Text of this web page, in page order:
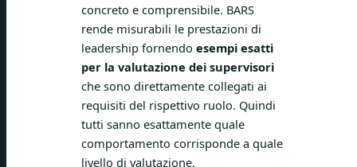
concreto e comprensibile. BARS
rende misurabili le prestazioni di
leadership fornendo esempi esatti
per la valutazione dei supervisori
che sono direttamente collegati ai
requisiti del rispettivo ruolo. Quindi
tutti sanno esattamente quale
comportamento corrisponde a quale
livello di valutazione.